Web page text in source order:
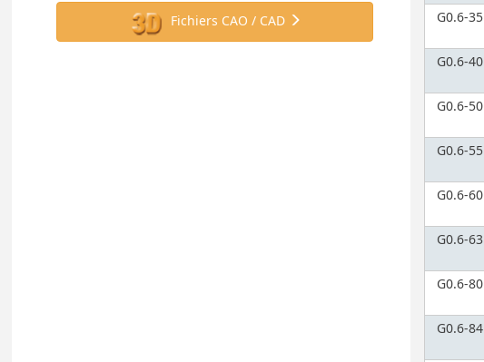
Fichiers CAO / CAD
G0.6-35
G0.6-40
G0.6-50
G0.6-55
G0.6-60
G0.6-63
G0.6-80
G0.6-84